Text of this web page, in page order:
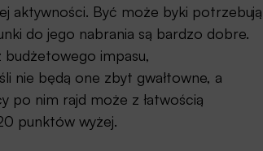
aktywności. Być może byki potrzebują
do jego nabrania są bardzo dobre.
budżetowego impasu,
nie będą one zbyt gwałtowne, a
po nim rajd może z łatwością
punktów wyżej.